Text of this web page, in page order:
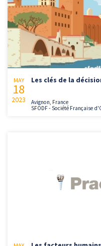
MAY
18
2023
Les clés de la
Avignon, France
SFODF - Société Française